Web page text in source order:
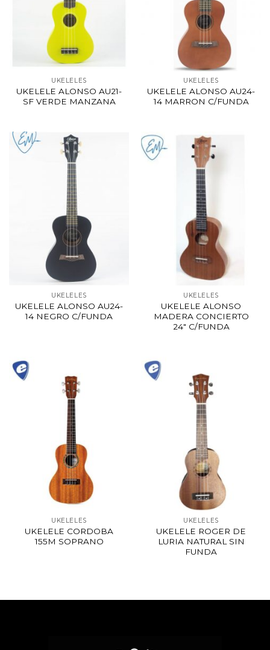
UKELELES
UKELELE ALONSO AU21-
SF VERDE MANZANA
UKELELES
UKELELE ALONSO AU24-
14 MARRON C/FUNDA
UKELELES
UKELELE ALONSO AU24-
14 NEGRO C/FUNDA
UKELELES
UKELELE ALONSO
MADERA CONCIERTO
24″ C/FUNDA
UKELELES
UKELELE CORDOBA
155M SOPRANO
UKELELES
UKELELE ROGER DE
LURIA NATURAL SIN
FUNDA